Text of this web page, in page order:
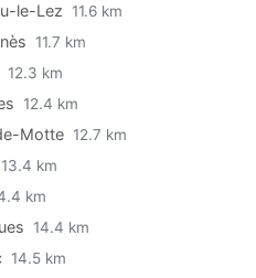
le-Lez 11.6 km
11.7 km
12.3 km
12.4 km
Motte 12.7 km
13.4 km
km
14.4 km
14.5 km